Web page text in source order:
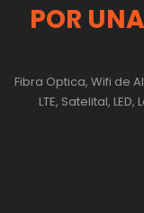
POR
Fibra Optica, Wifi de
LTE, Satelital,